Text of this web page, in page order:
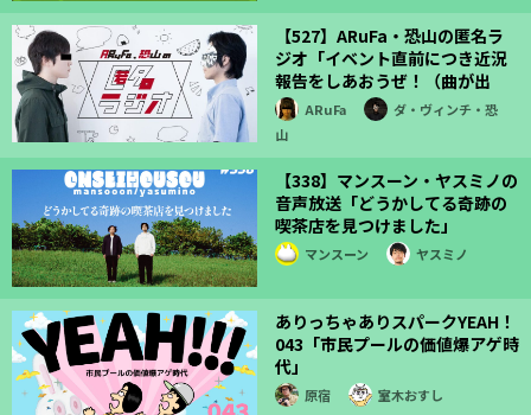
【527】ARuFa・恐山の匿名ラ
ジオ「イベント直前につき近況
報告をしあおうぜ！（曲が出
た！）」
ARuFa
ダ・ヴィンチ・恐
山
【338】マンスーン・ヤスミノの
音声放送「どうかしてる奇跡の
喫茶店を見つけました」
マンスーン ヤスミノ
ありっちゃありスパークYEAH！
043「市民プールの価値爆アゲ時
代」
原宿 室木おすし